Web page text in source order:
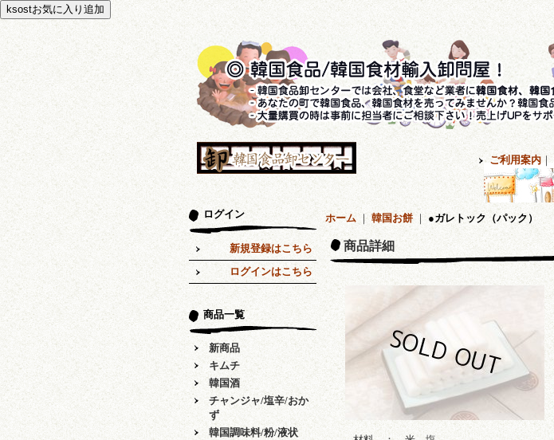
ご利用案内 ｜
ログイン
新規登録はこちら
ログインはこちら
商品一覧
新商品
キムチ
韓国酒
チャンジャ/塩辛/おか
ず
韓国調味料/粉/液状
ホーム ｜ 韓国お餅｜ ●ガレトック（パック）
商品詳細